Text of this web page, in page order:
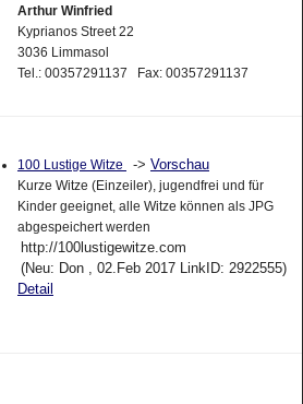
Arthur Winfried
Kyprianos Street 22
3036 Limmasol
Tel.: 00357291137 Fax: 00357291137
100 Lustige Witze -> Vorschau
Kurze Witze (Einzeiler), jugendfrei und für
Kinder geeignet, alle Witze können als JPG
abgespeichert werden
http://100lustigewitze.com
(Neu: Don , 02.Feb 2017 LinkID: 2922555)
Detail